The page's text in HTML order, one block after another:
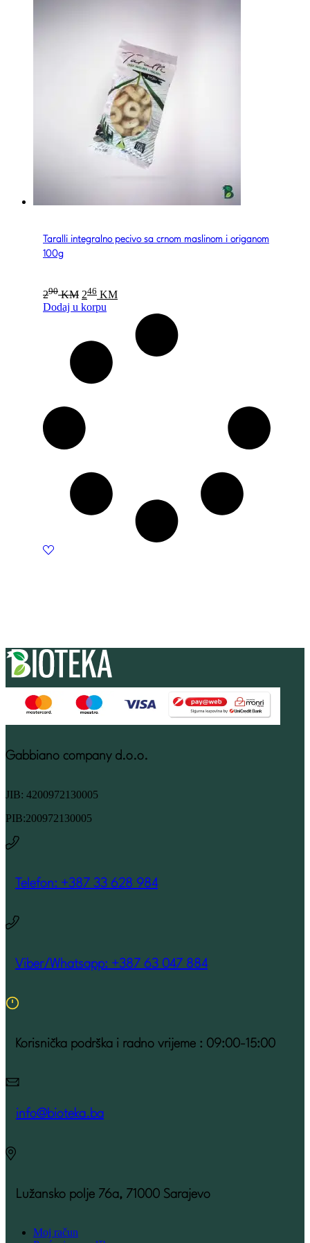
Taralli integralno pecivo sa crnom maslinom i origanom
100g
290 KM Original
price
was:
246 KMCurrent
price
246 KM.
Dodaj u korpu
Gabbiano company d.o.o.
JIB: 4200972130005
PIB:200972130005
Telefon: +387 33 628 984
Viber/Whatsapp: +387 63 047 884
Korisnička podrška i radno vrijeme : 09:00-15:00
info@bioteka.ba
Lužansko polje 76a, 71000 Sarajevo
Moj račun